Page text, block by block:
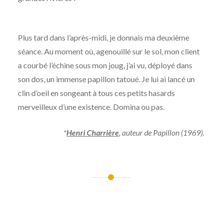
Plus tard dans l’après-midi, je donnais ma deuxième
séance. Au moment où, agenouillé sur le sol, mon client
a courbé l’échine sous mon joug, j’ai vu, déployé dans
son dos, un immense papillon tatoué. Je lui ai lancé un
clin d’oeil en songeant à tous ces petits hasards
merveilleux d’une existence. Domina ou pas.
*Henri Charrière, auteur de Papillon (1969).